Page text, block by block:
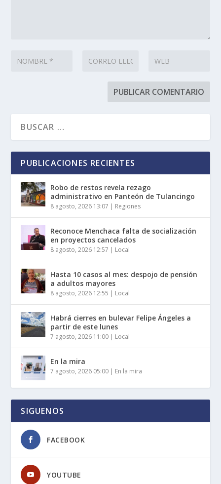
PUBLICACIONES RECIENTES
Robo de restos revela rezago
administrativo en Panteón de Tulancingo
8 agosto, 2026 13:07 | Regiones
Reconoce Menchaca falta de socialización
en proyectos cancelados
8 agosto, 2026 12:57 | Local
Hasta 10 casos al mes: despojo de pensión
a adultos mayores
8 agosto, 2026 12:55 | Local
Habrá cierres en bulevar Felipe Ángeles a
partir de este lunes
7 agosto, 2026 11:00 | Local
En la mira
7 agosto, 2026 05:00 | En la mira
SIGUENOS
FACEBOOK
YOUTUBE